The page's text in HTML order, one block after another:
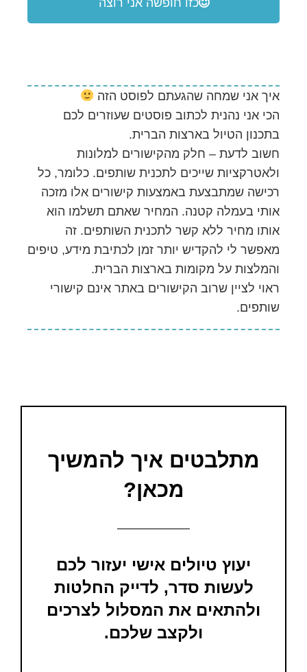
כזו חופשה אני רוצה
איך אני שמחה שהגעתם לפוסט הזה
הכי אני נהנית לכתוב פוסטים שעוזרים לכם
בתכנון הטיול בארצות הברית.
חשוב לדעת – חלק מהקישורים למלונות
ולאטרקציות שייכים לתכנית שותפים. כלומר, כל
רכישה שמתבצעת באמצעות קישורים אלו מזכה
אותי בעמלה קטנה. המחיר שאתם תשלמו הוא
אותו מחיר ללא קשר לתכנית השותפים. זה
מאפשר לי להקדיש יותר זמן לכתיבת מידע, טיפים
והמלצות על מקומות בארצות הברית.
ראוי לציין שרוב הקישורים באתר אינם קישורי
שותפים.
מתלבטים איך להמשיך
מכאן?
יעוץ טיולים אישי יעזור לכם
לעשות סדר, לדייק החלטות
ולהתאים את המסלול לצרכים
ולקצב שלכם.